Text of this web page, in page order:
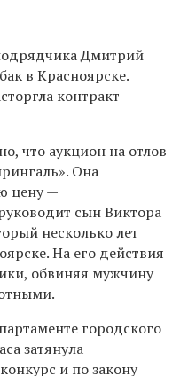
Дмитрий
в Красноярске.
контракт
что аукцион на отлов
Она
цену —
сын Виктора
несколько лет
На его действия
обвиняя мужчину
городского
затянула
и по закону